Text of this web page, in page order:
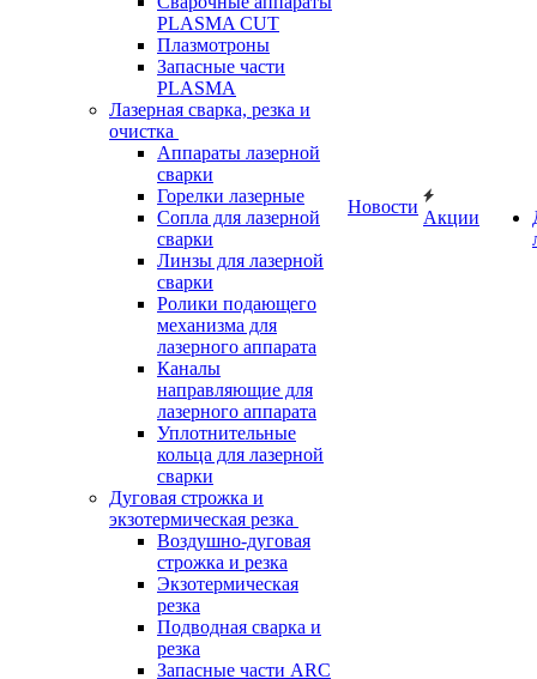
PLASMA CUT
Плазмотроны
Запасные части
PLASMA
Лазерная сварка, резка и
очистка
Аппараты лазерной
сварки
Горелки лазерные
Сопла для лазерной
сварки
Линзы для лазерной
сварки
Ролики подающего
механизма для
лазерного аппарата
Каналы
направляющие для
лазерного аппарата
Уплотнительные
кольца для лазерной
сварки
Дуговая строжка и
экзотермическая резка
Воздушно-дуговая
строжка и резка
Экзотермическая
резка
Подводная сварка и
резка
Запасные части ARC
Новости
Акции